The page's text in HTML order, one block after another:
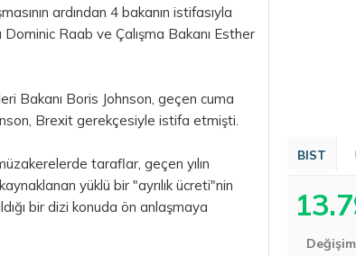
ardından 4 bakanın istifasıyla
Raab ve Çalışma Bakanı Esther
Bakanı Boris Johnson, geçen cuma
Brexit gerekçesiyle istifa etmişti.
taraflar, geçen yılın
yüklü bir "ayrılık ücreti"nin
bir dizi konuda ön anlaşmaya
BIST
Değişim